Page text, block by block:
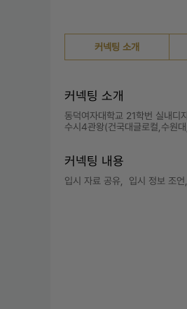
커넥팅 소개
커넥팅 소개
동덕여자대학교 21학번 실내디
수시4관왕(건국대글로컬,수원
커넥팅 내용
입시 자료 공유,  입시 정보 조언